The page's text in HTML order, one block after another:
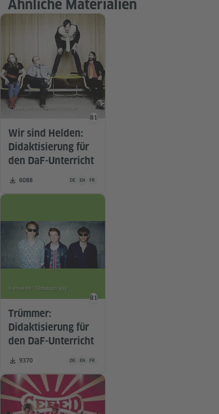
Ähnliche Materialien
Wir sind Helden:
Didaktisierung für
den DaF-Unterricht
Zahl der Downloads:
6088 Unterrichtsmaterial ist in folgenden Sprachen verfügbar
DE EN FR
© www.schreiindeutsch.com.br
Sprachniveau
B1
Trümmer:
Didaktisierung für
den DaF-Unterricht
Zahl der Downloads:
9370 Unterrichtsmaterial ist in folgenden Sprachen verfügbar
DE EN FR
© ernst.fm / Christoph Voy
Sprachniveau
B1